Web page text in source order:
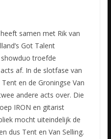
samen met Rik van
Got Talent
troefde
af. In de slotfase van
en de Groningse Van
andere acts over. Die
IRON en gitarist
mocht uiteindelijk de
dus Tent en Van Selling.